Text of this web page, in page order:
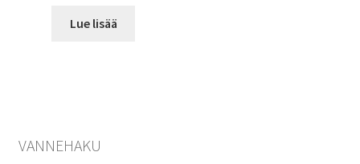
Lue lisää
VANNEHAKU